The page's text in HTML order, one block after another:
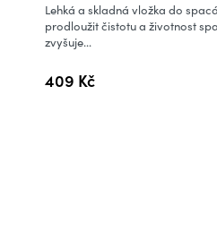
409 Kč
Lehká a skladná vložka do
prodloužit čistotu a životnost
zvyšuje...